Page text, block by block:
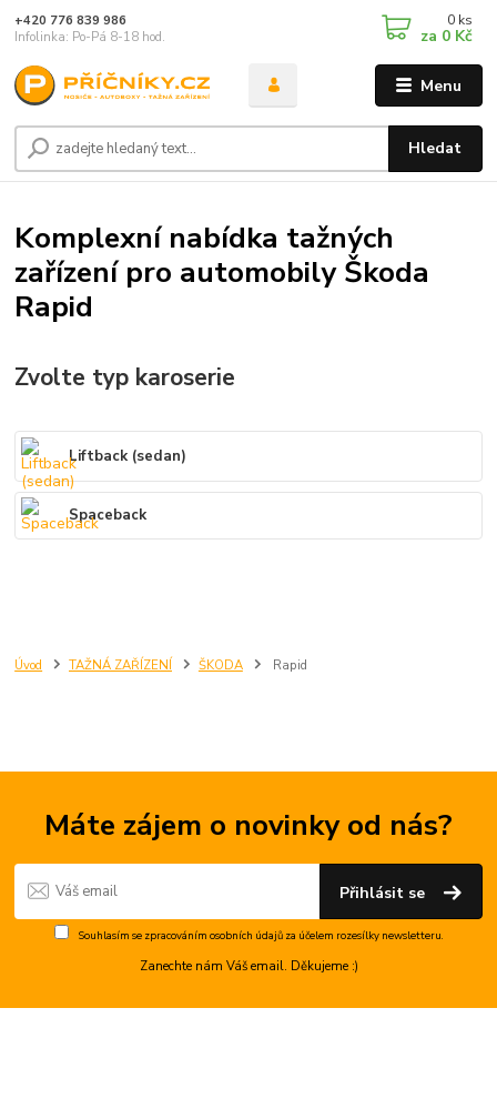
Menu
Hledat
+420 776 839 986
Infolinka: Po-Pá 8-18 hod.
0 ks
za 0 Kč
Úvod TAŽNÁ ZAŘÍZENÍ ŠKODA Rapid
Komplexní nabídka tažných
zařízení pro automobily Škoda
Rapid
Zvolte typ karoserie
Liftback (sedan)
Spaceback
Máte zájem o novinky od nás?
Přihlásit se
Souhlasím se zpracováním osobních údajůza účelem rozesílky newsletteru.
Zanechte nám Váš email. Děkujeme :)